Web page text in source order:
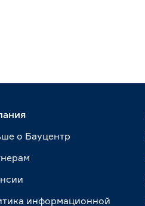
о Бауцентр
информационной